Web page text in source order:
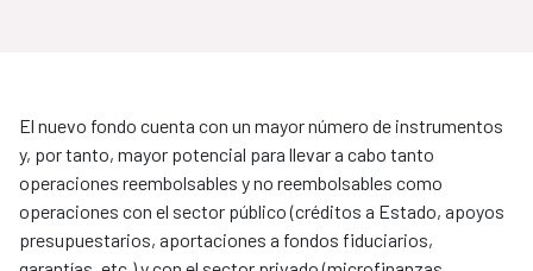
El nuevo fondo cuenta con un mayor número de instrumentos
y, por tanto, mayor potencial para llevar a cabo tanto
operaciones reembolsables y no reembolsables como
operaciones con el sector público (créditos a Estado, apoyos
presupuestarios, aportaciones a fondos fiduciarios,